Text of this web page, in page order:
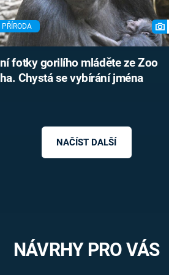
PŘÍRODA
fotky gorilího mláděte ze Zoo
Chystá se vybírání jména
NAČÍST DALŠÍ
NÁVRHY PRO VÁS